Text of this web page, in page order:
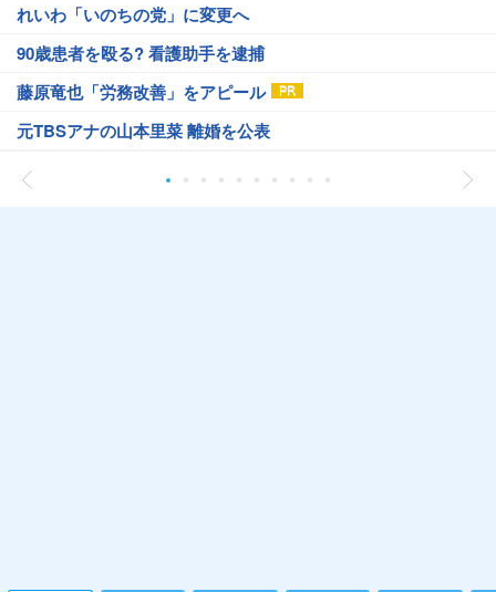
れいわ「いのちの党」に変更へ
90歳患者を殴る? 看護助手を逮捕
藤原竜也「労務改善」をアピール
元TBSアナの山本里菜 離婚を公表